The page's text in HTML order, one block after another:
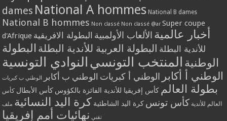
dames National A hommes National B dames
National B hommes Non classé Non classé @ar Super coupe
d'Afrique
أخبار عالمية الألعاب الأولمبية البطولة الافريقية
للأندية البطلة البطولة العربية للأندية البطلة البطولة
الوطنية المنتخب التونسي النوادي التونسية
الوطني أ أكابر الوطني أ كبريات الوطني ب أكابر الوطني ب كبريات
بطولة العالم كأس إفريقيا للأندية الفائزة بالكؤوس كأس الأبطال كأس
العالم للأندية كأس تونس كرة اليد الشاطئية كرة اليد النسائية ملف
تقني نهائيات أمم إفريقيا